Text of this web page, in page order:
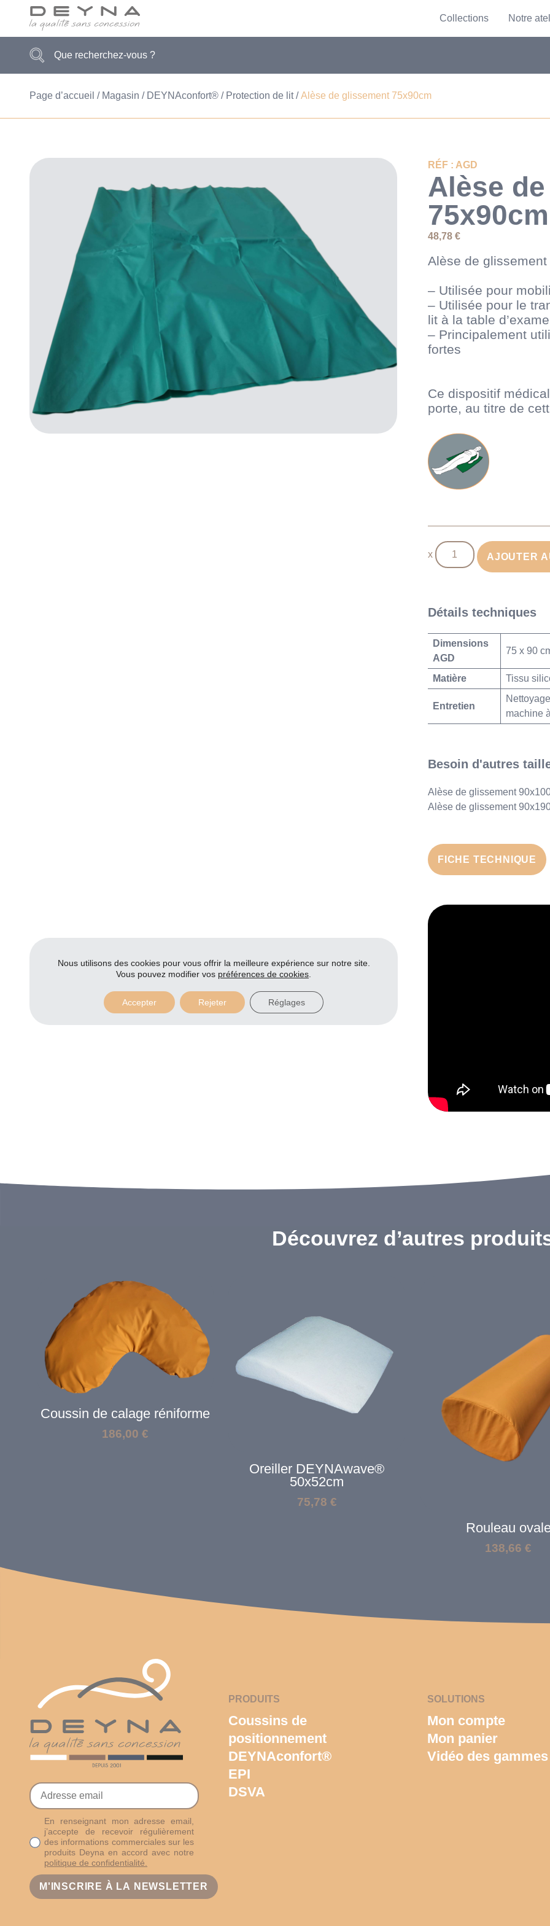
Collections Notre
Page d’accueil Magasin DEYNAconfort® Protection de lit Alèse de glissement 75x90cm
RÉF : AGD
Alèse
75x90cm
48,78 €
Alèse de
– Utilisée pour
– Utilisée pour le
lit à la table
– Principalement
fortes
Ce dispositif
porte, au titre de
quantité
de
glissement
AJOUTER
Détails techniques
Dimensions
AGD
75 x 90
Matière Tissu
Entretien
machine
Besoin d'autres
Alèse de glissement
Alèse de glissement
FICHE TECHNIQUE
Découvrez d’autres
Coussin de calage réniforme
186,00 €
Oreiller DEYNAwave®
50x52cm
75,78 €
Rouleau
138,66 €
En renseignant mon adresse email,
j’accepte de recevoir régulièrement
des informations commerciales sur les
produits Deyna en accord avec notre
politique de confidentialité.
PRODUITS
Coussins de
positionnement
DEYNAconfort®
EPI
DSVA
SOLUTIONS
Mon compte
Mon panier
Vidéo des gammes
Nous utilisons des cookies pour vous offrir la meilleure expérience sur notre site.
Vous pouvez modifier vos préférences de cookies
Accepter Rejeter Réglages